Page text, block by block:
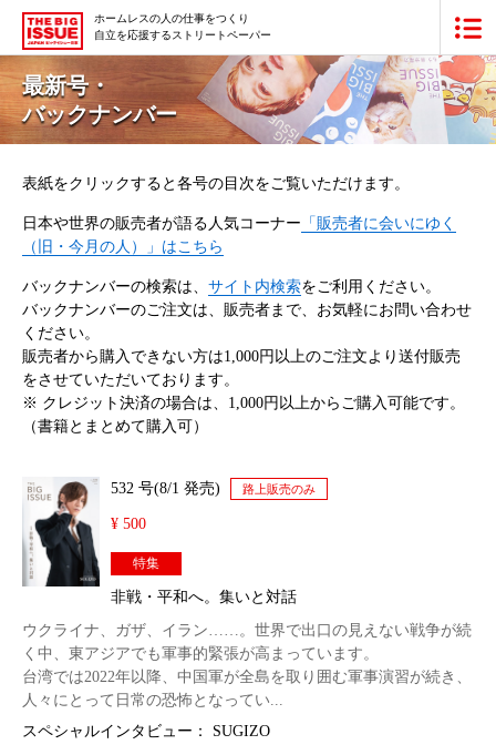
ホームレスの人の仕事をつくり
自立を応援するストリートペーパー
ビッグイシュー日本版とは
買いたい
販売したい
最新号・バックナンバー
あなたにできること
ビッグイシューの本・商品
団体情報 広告掲載
最新号・
バックナンバー
表紙をクリックすると各号の目次をご覧いただけます。
日本や世界の販売者が語る人気コーナー 「販売者に会いにゆく
（旧・今月の人）」はこちら
バックナンバーの検索は、 サイト内検索をご利用ください。
バックナンバーのご注文は、販売者まで、お気軽にお問い合わせ
ください。
販売者から購入できない方は1,000円以上のご注文より送付販売
をさせていただいております。
※ クレジット決済の場合は、1,000円以上からご購入可能です。
（書籍とまとめて購入可）
532 号(8/1 発売) 路上販売のみ
¥ 500
特集
非戦・平和へ。集いと対話
ウクライナ、ガザ、イラン……。世界で出口の見えない戦争が続
く中、東アジアでも軍事的緊張が高まっています。
台湾では2022年以降、中国軍が全島を取り囲む軍事演習が続き、
人々にとって日常の恐怖となってい...
スペシャルインタビュー： SUGIZO